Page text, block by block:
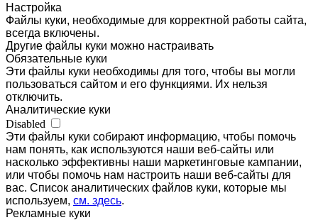
Настройка
Файлы куки, необходимые для корректной работы сайта,
всегда включены.
Другие файлы куки можно настраивать
Обязательные куки
Эти файлы куки необходимы для того, чтобы вы могли
пользоваться сайтом и его функциями. Их нельзя
отключить.
Аналитические куки
Disabled
Эти файлы куки собирают информацию, чтобы помочь
нам понять, как используются наши веб-сайты или
насколько эффективны наши маркетинговые кампании,
или чтобы помочь нам настроить наши веб-сайты для
вас. Список аналитических файлов куки, которые мы
используем, см. здесь.
Рекламные куки